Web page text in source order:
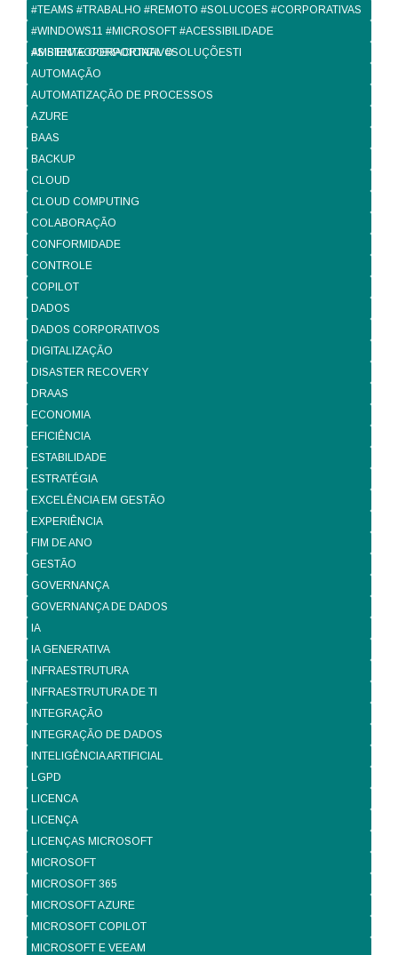
#TEAMS #TRABALHO #REMOTO #SOLUCOES #CORPORATIVAS
#WINDOWS11 #MICROSOFT #ACESSIBILIDADE
#SISTEMAOPERACIONAL #SOLUÇÕESTI
AMBIENTE CORPORTATIVO
AUTOMAÇÃO
AUTOMATIZAÇÃO DE PROCESSOS
AZURE
BAAS
BACKUP
CLOUD
CLOUD COMPUTING
COLABORAÇÃO
CONFORMIDADE
CONTROLE
COPILOT
DADOS
DADOS CORPORATIVOS
DIGITALIZAÇÃO
DISASTER RECOVERY
DRAAS
ECONOMIA
EFICIÊNCIA
ESTABILIDADE
ESTRATÉGIA
EXCELÊNCIA EM GESTÃO
EXPERIÊNCIA
FIM DE ANO
GESTÃO
GOVERNANÇA
GOVERNANÇA DE DADOS
IA
IA GENERATIVA
INFRAESTRUTURA
INFRAESTRUTURA DE TI
INTEGRAÇÃO
INTEGRAÇÃO DE DADOS
INTELIGÊNCIA ARTIFICIAL
LGPD
LICENCA
LICENÇA
LICENÇAS MICROSOFT
MICROSOFT
MICROSOFT 365
MICROSOFT AZURE
MICROSOFT COPILOT
MICROSOFT E VEEAM